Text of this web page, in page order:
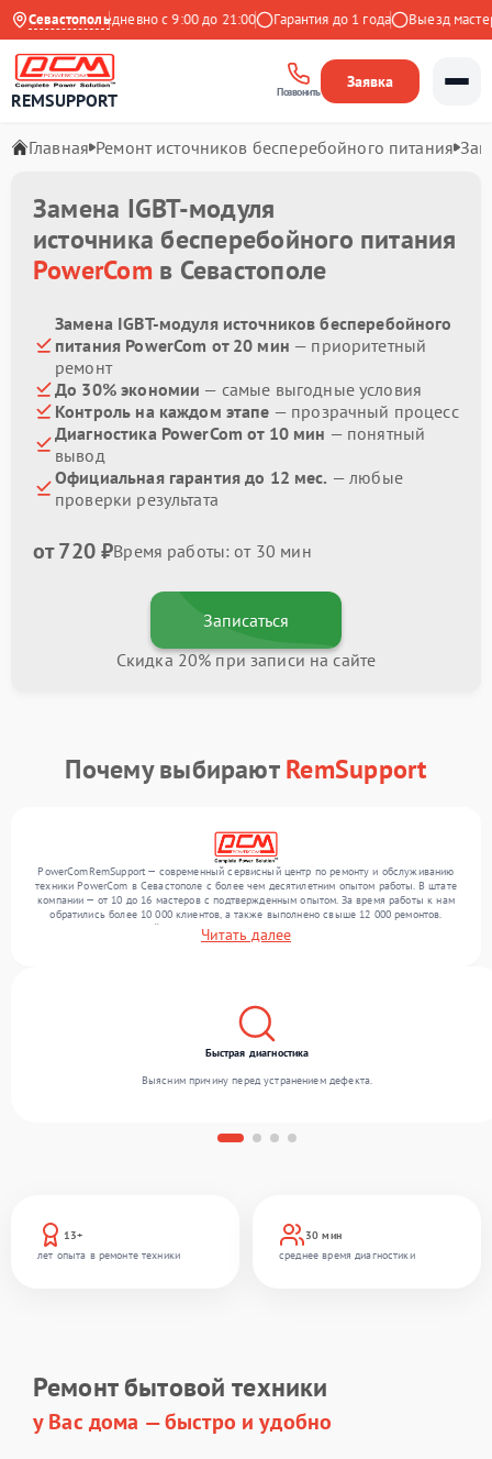
Севастополь
Яндекс Ежедневно с 9:00 до 21:00 Гарантия до 1 года Выезд мастера
REMSUPPORT Позвонить
Заявка
Главная Ремонт источников бесперебойного питания
Замена IGBT-модуля
источника бесперебойного питания
PowerComв Севастополе
Замена IGBT-модуля источников бесперебойного
питания PowerCom от 20 мин — приоритетный
ремонт
До 30% экономии — самые выгодные условия
Контроль на каждом этапе — прозрачный процесс
Диагностика PowerCom от 10 мин — понятный
вывод
Официальная гарантия до 12 мес. — любые
проверки результата
от 720 ₽Время работы: от 30 мин
Записаться
Скидка 20% при записи на сайте
Почему выбираютRemSupport
PowerComRemSupport — современный сервисный центр по ремонту и обслуживанию
техники PowerCom в Севастополе с более чем десятилетним опытом работы. В штате
компании — от 10 до 16 мастеров с подтвержденным опытом. За время работы к нам
обратились более 10 000 клиентов, а также выполнено свыше 12 000 ремонтов.
Ежемесячно в сервисный центр поступает свыше 300 единиц техники, включая , , . Мы
выполняем ремонт различного уровня сложности и гарантируем высокое качество
Читать далее
13+
лет опыта в ремонте техники
30 мин
среднее время диагностики
Быстрая диагностика
Выясним причину перед устранением дефекта.
Ремонт бытовой техники
у Вас дома — быстро и удобно